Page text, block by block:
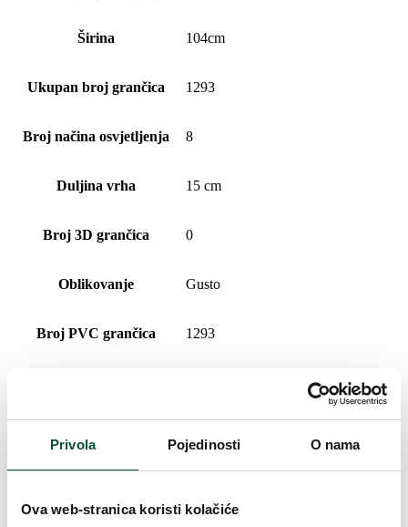
Privola Pojedinosti O nama
Ova web-stranica koristi kolačiće
Širina 104cm
Ukupan broj grančica 1293
Broj načina osvjetljenja 8
Duljina vrha 15 cm
Broj 3D grančica 0
Oblikovanje Gusto
Broj PVC grančica 1293